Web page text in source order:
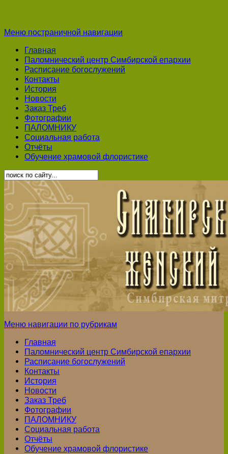
Меню постраничной навигации
Главная
Паломнический центр Симбирской епархии
Расписание богослужений
Контакты
История
Новости
Заказ Треб
Фотографии
ПАЛОМНИКУ
Социальная работа
Отчёты
Обучение храмовой флористике
Меню навигации по рубрикам
Главная
Паломнический центр Симбирской епархии
Расписание богослужений
Контакты
История
Новости
Заказ Треб
Фотографии
ПАЛОМНИКУ
Социальная работа
Отчёты
Обучение храмовой флористике